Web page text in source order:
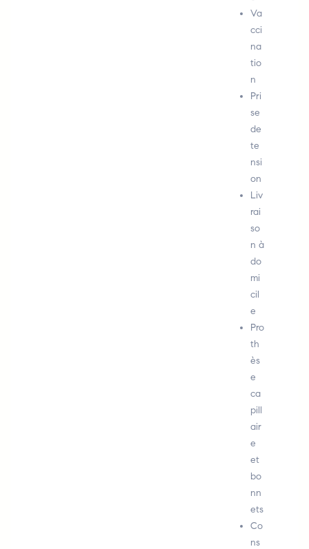
Va
cci
na
tio
n
Pri
se
de
te
nsi
on
Liv
rai
so
n à
do
mi
cil
e
Pro
th
ès
e
ca
pill
air
e
et
bo
nn
ets
Co
ns